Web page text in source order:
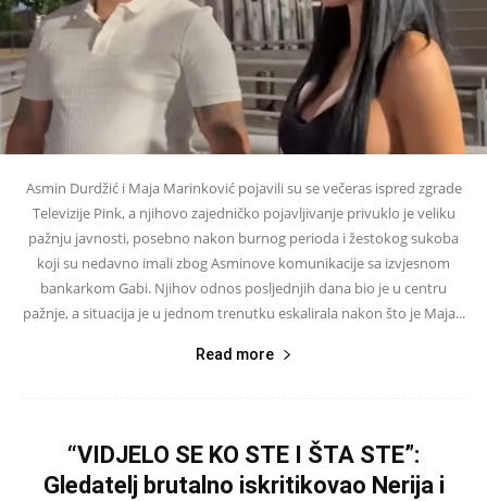
Asmin Durdžić i Maja Marinković pojavili su se večeras ispred zgrade
Televizije Pink, a njihovo zajedničko pojavljivanje privuklo je veliku
pažnju javnosti, posebno nakon burnog perioda i žestokog sukoba
koji su nedavno imali zbog Asminove komunikacije sa izvjesnom
bankarkom Gabi. Njihov odnos posljednjih dana bio je u centru
pažnje, a situacija je u jednom trenutku eskalirala nakon što je Maja...
Read more
“VIDJELO SE KO STE I ŠTA STE”:
Gledatelj brutalno iskritikovao Nerija i